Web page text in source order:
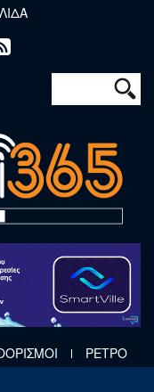
Φόρμα
Αναζήτηση
ΡΕΤΡΟ